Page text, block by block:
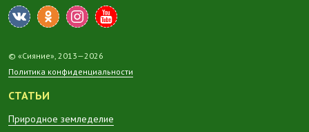
© «Сияние», 2013—2026
Политика конфиденциальности
СТАТЬИ
Природное земледелие